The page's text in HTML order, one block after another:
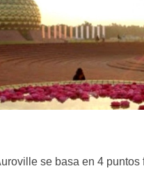
se basa en 4 puntos